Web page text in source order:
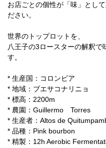
お店ごとの個性が「味」とし
ださい。
世界のトップロットを、
八王子の3ロースターの解釈
す。
* 生産国：コロンビア
* 地域：ブエサコナリニョ
* 標高：2200m
* 農園：Guillermo Torres
* 生産者：Altos de
* 品種：Pink bourbon
* 精製：12h Aerobic